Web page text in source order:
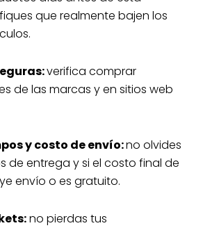
que realmente bajen los
verifica comprar
de las marcas y en sitios web
y costo de envío:no olvides
de entrega y si el costo final de
envío o es gratuito.
no pierdas tus